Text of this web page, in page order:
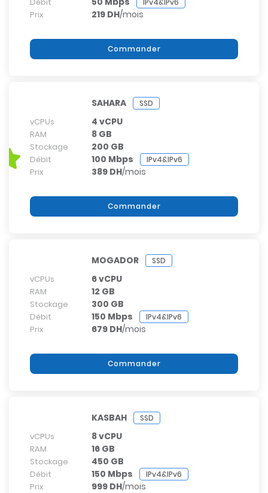
IPv4&IPv6
Prix 219 DH/mois
Commander
SAHARA SSD
vCPUs 4 vCPU
RAM 8 GB
Stockage 200 GB
Débit 100 Mbps IPv4&IPv6
Prix 389 DH/mois
Commander
MOGADOR SSD
vCPUs 6 vCPU
RAM 12 GB
Stockage 300 GB
Débit 150 Mbps IPv4&IPv6
Prix 679 DH/mois
Commander
KASBAH SSD
vCPUs 8 vCPU
RAM 16 GB
Stockage 450 GB
Débit 150 Mbps IPv4&IPv6
Prix 999 DH/mois